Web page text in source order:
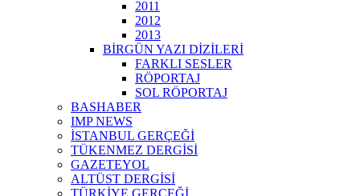
2011
2012
2013
BİRGÜN YAZI DİZİLERİ
FARKLI SESLER
RÖPORTAJ
SOL RÖPORTAJ
BASHABER
IMP NEWS
İSTANBUL GERÇEĞİ
TÜKENMEZ DERGİSİ
GAZETEYOL
ALTÜST DERGİSİ
TÜRKİYE GERÇEĞİ